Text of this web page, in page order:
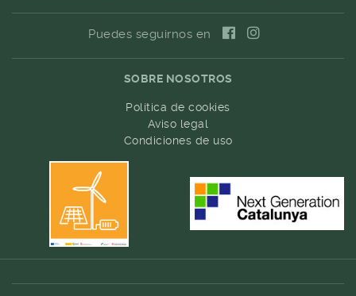
Puedes seguirnos en
SOBRE NOSOTROS
Política de cookies
Aviso legal
Condiciones de uso